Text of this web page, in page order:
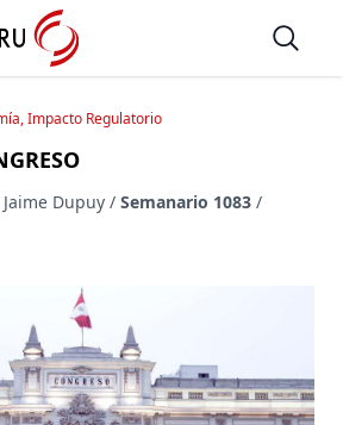
Open
Impacto Regulatorio
Dupuy /Semanario 1083 /